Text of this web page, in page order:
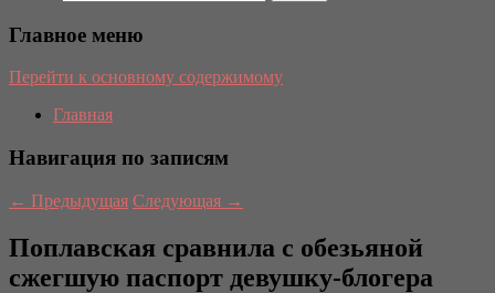
Главное меню
Перейти к основному содержимому
Главная
Навигация по записям
← Предыдущая Следующая →
Поплавская сравнила с обезьяной
сжегшую паспорт девушку-блогера